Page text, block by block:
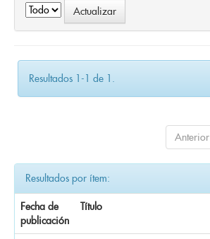
Resultados 1-1 de 1.
Anterior
Resultados por ítem:
Fecha de
publicación
Título